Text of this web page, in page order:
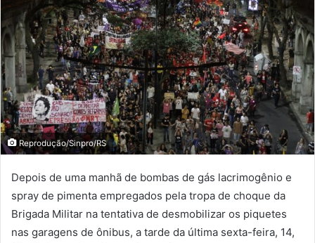
Reprodução/Sinpro/RS
Depois de uma manhã de bombas de gás lacrimogênio e
spray de pimenta empregados pela tropa de choque da
Brigada Militar na tentativa de desmobilizar os piquetes
nas garagens de ônibus, a tarde da última sexta-feira, 14,